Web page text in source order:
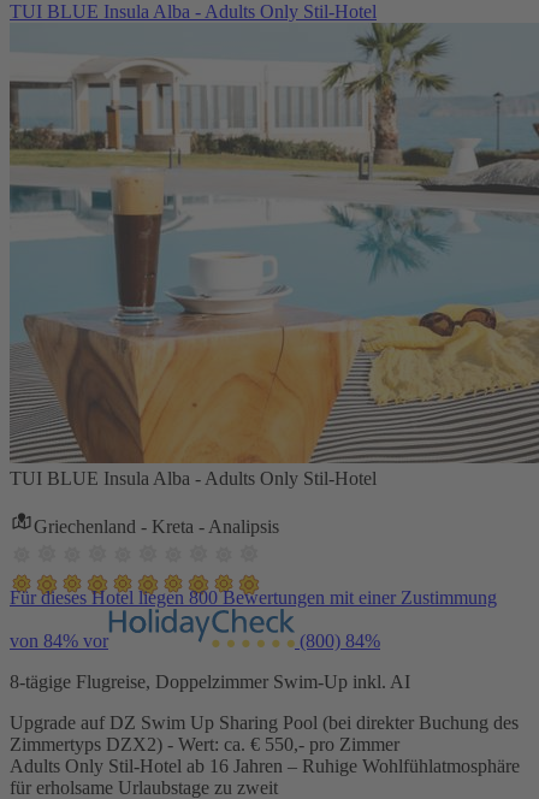
TUI BLUE Insula Alba - Adults Only Stil-Hotel
TUI BLUE Insula Alba - Adults Only Stil-Hotel
Griechenland - Kreta - Analipsis
Für dieses Hotel liegen 800 Bewertungen mit einer Zustimmung
von 84% vor (800) 84%
8-tägige Flugreise, Doppelzimmer Swim-Up inkl. AI
Upgrade auf DZ Swim Up Sharing Pool (bei direkter Buchung des
Zimmertyps DZX2) - Wert: ca. € 550,- pro Zimmer
Adults Only Stil-Hotel ab 16 Jahren – Ruhige Wohlfühlatmosphäre
für erholsame Urlaubstage zu zweit